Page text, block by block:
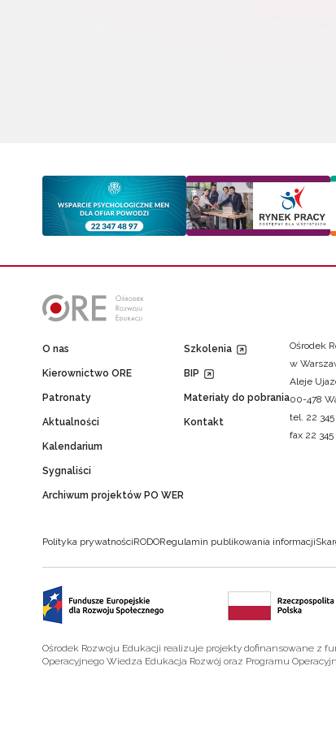
O nas
Kierownictwo ORE
Patronaty
Aktualności
Kalendarium
Sygnaliści
Archiwum projektów PO WER
Szkolenia
BIP
Materiały do pobrania
Kontakt
Ośrodek
w
Aleje
00-478
tel. 22
fax 22 345
Polityka prywatnościRODORegulamin publikowania informacji
Ośrodek Rozwoju Edukacji realizuje projekty dofinansowane z
Operacyjnego Wiedza Edukacja Rozwój oraz Programu